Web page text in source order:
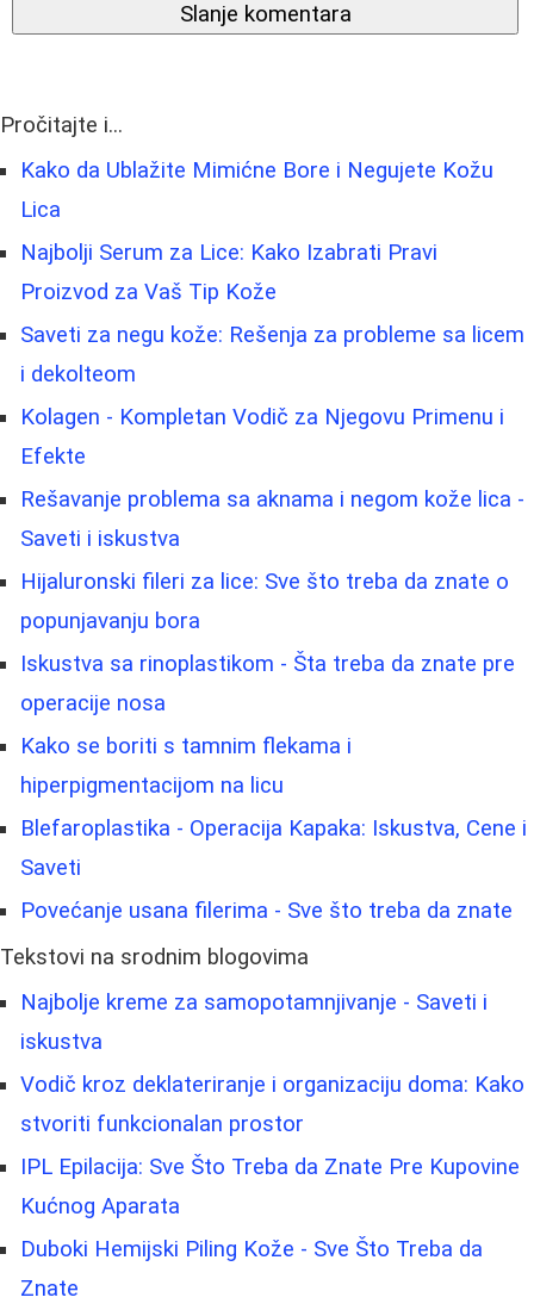
Slanje komentara
Pročitajte i...
Kako da Ublažite Mimićne Bore i Negujete Kožu
Lica
Najbolji Serum za Lice: Kako Izabrati Pravi
Proizvod za Vaš Tip Kože
Saveti za negu kože: Rešenja za probleme sa licem
i dekolteom
Kolagen - Kompletan Vodič za Njegovu Primenu i
Efekte
Rešavanje problema sa aknama i negom kože lica -
Saveti i iskustva
Hijaluronski fileri za lice: Sve što treba da znate o
popunjavanju bora
Iskustva sa rinoplastikom - Šta treba da znate pre
operacije nosa
Kako se boriti s tamnim flekama i
hiperpigmentacijom na licu
Blefaroplastika - Operacija Kapaka: Iskustva, Cene i
Saveti
Povećanje usana filerima - Sve što treba da znate
Tekstovi na srodnim blogovima
Najbolje kreme za samopotamnjivanje - Saveti i
iskustva
Vodič kroz deklateriranje i organizaciju doma: Kako
stvoriti funkcionalan prostor
IPL Epilacija: Sve Što Treba da Znate Pre Kupovine
Kućnog Aparata
Duboki Hemijski Piling Kože - Sve Što Treba da
Znate